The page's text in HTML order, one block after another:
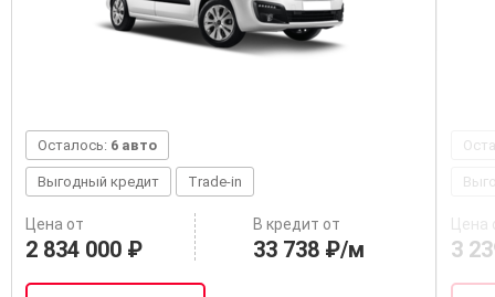
Осталось: 6 авто
Выгодный кредит Trade-in
Цена от
2 834 000 ₽
В кредит от
33 738 ₽/м
Цена
3